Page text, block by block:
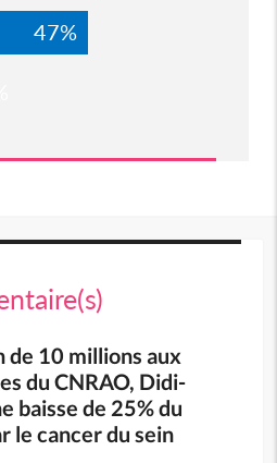
47%
de 10 millions aux
du CNRAO, Didi-
baisse de 25% du
le cancer du sein